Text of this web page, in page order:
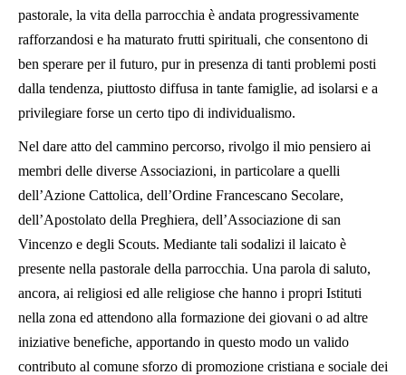
pastorale, la vita della parrocchia è andata progressivamente
rafforzandosi e ha maturato frutti spirituali, che consentono di
ben sperare per il futuro, pur in presenza di tanti problemi posti
dalla tendenza, piuttosto diffusa in tante famiglie, ad isolarsi e a
privilegiare forse un certo tipo di individualismo.
Nel dare atto del cammino percorso, rivolgo il mio pensiero ai
membri delle diverse Associazioni, in particolare a quelli
dell’Azione Cattolica, dell’Ordine Francescano Secolare,
dell’Apostolato della Preghiera, dell’Associazione di san
Vincenzo e degli Scouts. Mediante tali sodalizi il laicato è
presente nella pastorale della parrocchia. Una parola di saluto,
ancora, ai religiosi ed alle religiose che hanno i propri Istituti
nella zona ed attendono alla formazione dei giovani o ad altre
iniziative benefiche, apportando in questo modo un valido
contributo al comune sforzo di promozione cristiana e sociale dei